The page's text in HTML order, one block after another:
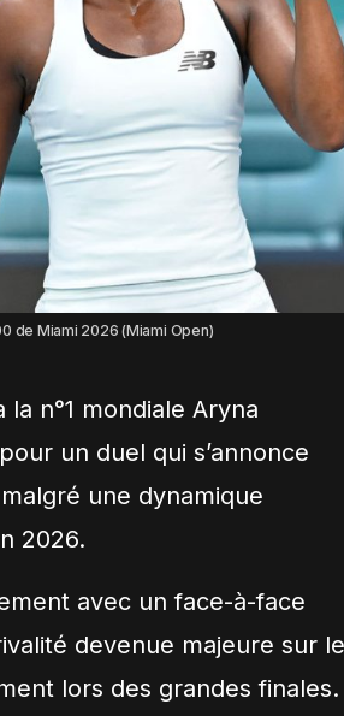
de Miami 2026 (Miami Open)
n°1 mondiale Aryna
un duel qui s’annonce
une dynamique
2026.
avec un face-à-face
devenue majeure sur le
lors des grandes finales.